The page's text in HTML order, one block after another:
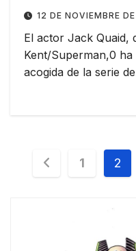
12 DE NOVIEMBRE
El actor Jack Quaid,
Kent/Superman,0
acogida de la serie
Paginación
1 2